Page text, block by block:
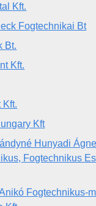
Kft.
Fogtechnikai Bt
Bt.
Kft.
Kft.
Kft
Hunyadi
Fogtechnikus
Fogtechnikus-